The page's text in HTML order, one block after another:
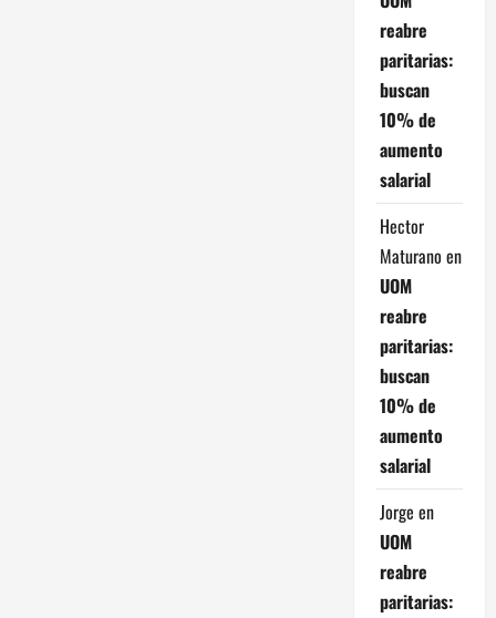
reabre
paritarias:
buscan
10% de
aumento
salarial
Hector
Maturano en
UOM
reabre
paritarias:
buscan
10% de
aumento
salarial
Jorge en
UOM
reabre
paritarias: